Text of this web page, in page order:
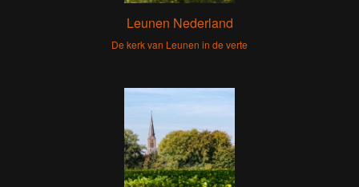
Leunen Nederland
De kerk van Leunen in de verte